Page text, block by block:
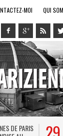
MOI QUI
PARIS